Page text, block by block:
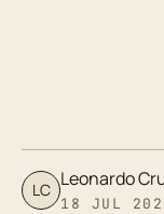
LC Leonardo
18 JUL